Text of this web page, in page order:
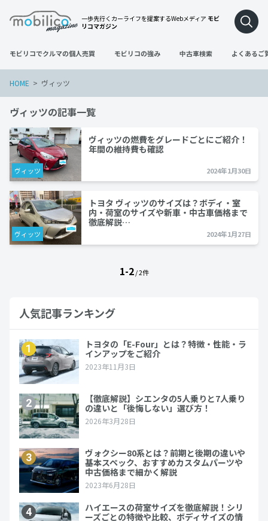
一歩先行くカーライフを提案するWebメディア モビ
リコマガジン
モビリコでクルマの個人売買 モビリコの強み 中古車検索 よくあるご
HOME ヴィッツ
ヴィッツの記事一覧
ヴィッツ
ヴィッツの燃費をグレードごとにご紹介！
年間の維持費も確認
2024年1月30日
ヴィッツ
トヨタ ヴィッツのサイズは？ボディ・室
内・荷室のサイズや新車・中古車価格まで
徹底解説…
2024年1月27日
1-2/ 2件
人気記事ランキング